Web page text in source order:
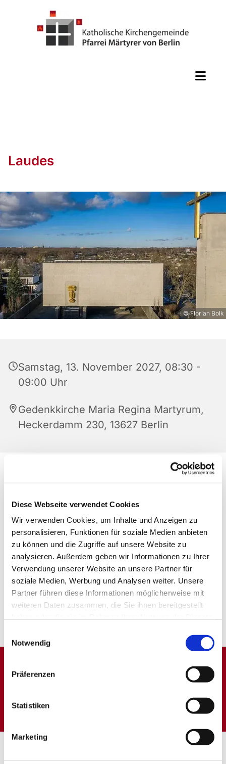
Diese Webseite verwendet Cookies
Wir verwenden Cookies, um Inhalte und Anzeigen zu
personalisieren, Funktionen für soziale Medien anbieten
zu können und die Zugriffe auf unsere Website zu
analysieren. Außerdem geben wir Informationen zu Ihrer
Verwendung unserer Website an unsere Partner für
soziale Medien, Werbung und Analysen weiter. Unsere
Partner führen diese Informationen möglicherweise mit
weiteren Daten zusammen, die Sie ihnen bereitgestellt
Notwendig
Präferenzen
Statistiken
Marketing
Laudes
© Florian Bolk
Samstag, 13. November 2027, 08:30 -
09:00 Uhr
Gedenkkirche Maria Regina Martyrum,
Heckerdamm 230, 13627 Berlin
Dies könnte Sie auch